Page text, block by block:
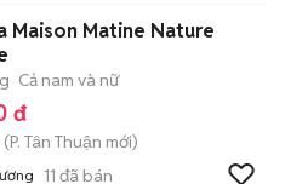
Maison Matine Nature
Cả nam và nữ
đ
(P. Tân Thuận mới)
11 đã bán